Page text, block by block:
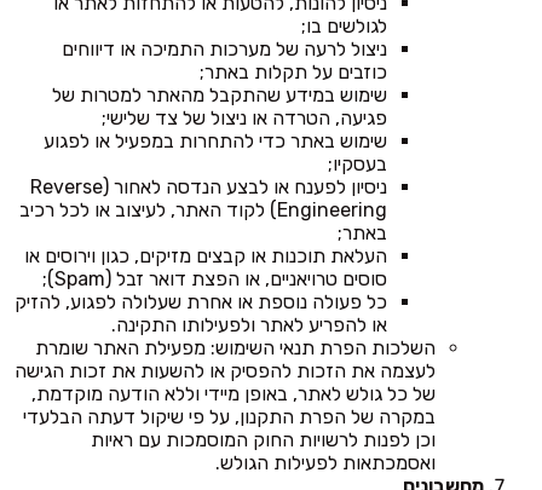
לגולשים בו;
ניצול לרעה של מערכות התמיכה או דיווחים
כוזבים על תקלות באתר;
שימוש במידע שהתקבל מהאתר למטרות של
פגיעה, הטרדה או ניצול של צד שלישי;
שימוש באתר כדי להתחרות במפעיל או לפגוע
בעסקיו;
ניסיון לפענח או לבצע הנדסה לאחור (Reverse
Engineering) לקוד האתר, לעיצוב או לכל רכיב
באתר;
העלאת תוכנות או קבצים מזיקים, כגון וירוסים או
סוסים טרויאניים, או הפצת דואר זבל (Spam);
כל פעולה נוספת או אחרת שעלולה לפגוע, להזיק
או להפריע לאתר ולפעילותו התקינה.
השלכות הפרת תנאי השימוש: מפעילת האתר שומרת
לעצמה את הזכות להפסיק או להשעות את זכות הגישה
של כל גולש לאתר, באופן מיידי וללא הודעה מוקדמת,
במקרה של הפרת התקנון, על פי שיקול דעתה הבלעדי
וכן לפנות לרשויות החוק המוסמכות עם ראיות
ואסמכתאות לפעילות הגולש.